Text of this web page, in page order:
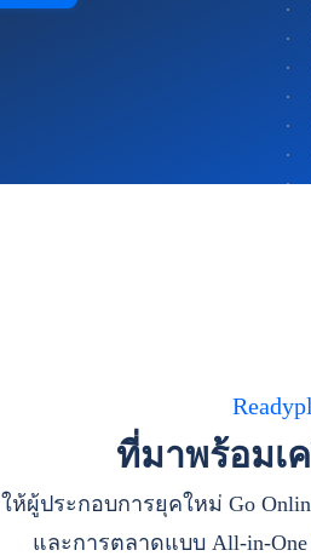
ที่มาพร้อมเ
ให้ผู้ประกอบการยุคใหม่ Go
และการตลาดแบบ All-in-